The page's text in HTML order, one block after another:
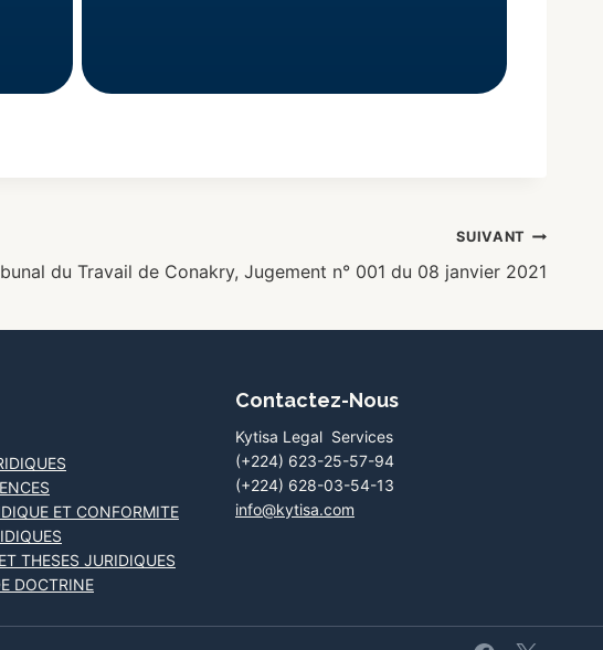
SUIVANT
du Travail de Conakry, Jugement n° 001 du 08 janvier 2021
ET CONFORMITE
THESES JURIDIQUES
DOCTRINE
Contactez-Nous
Kytisa Legal Services
(+224) 623-25-57-94
(+224) 628-03-54-13
info@kytisa.com